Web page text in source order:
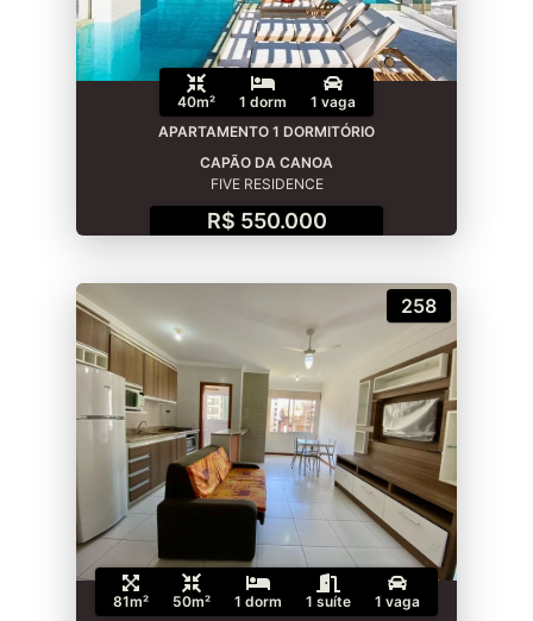
40m² 1 dorm
1 vaga
APARTAMENTO 1 DORMITÓRIO
CAPÃO DA CANOA
FIVE RESIDENCE
R$ 550.000
258
81m² 50m² 1 dorm 1 suíte
1 vaga